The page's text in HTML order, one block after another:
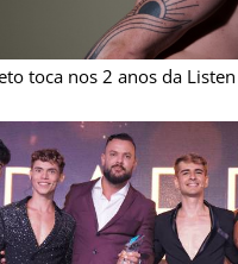
toca nos 2 anos da